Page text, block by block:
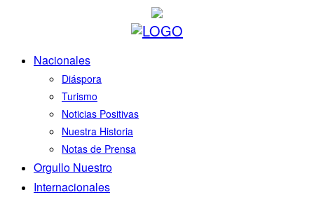
Nacionales
Diáspora
Turismo
Noticias Positivas
Nuestra Historia
Notas de Prensa
Orgullo Nuestro
Internacionales